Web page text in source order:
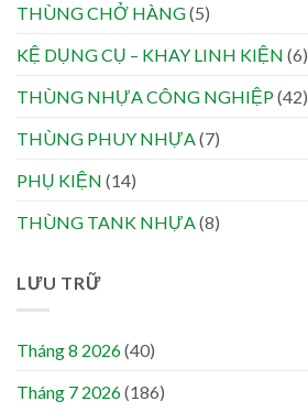
THÙNG CHỞ HÀNG(5)
KỆ DỤNG CỤ – KHAY LINH KIỆN (6)
THÙNG NHỰA CÔNG NGHIỆP(42)
THÙNG PHUY NHỰA(7)
PHỤ KIỆN (14)
THÙNG TANK NHỰA(8)
LƯU TRỮ
Tháng 8 2026(40)
Tháng 7 2026(186)